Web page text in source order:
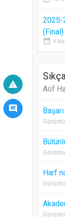
warning
comment
2025-
(Final)
date_range 4
Aöf
Harf